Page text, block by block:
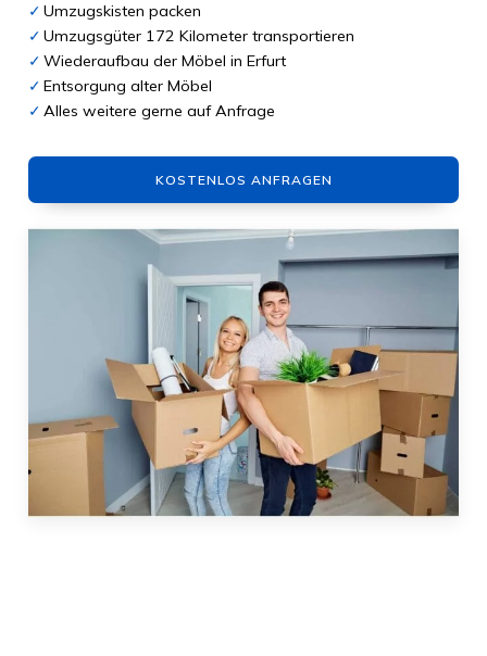
Umzugskisten packen
Umzugsgüter 172 Kilometer transportieren
Wiederaufbau der Möbel in Erfurt
Entsorgung alter Möbel
Alles weitere gerne auf Anfrage
KOSTENLOS ANFRAGEN